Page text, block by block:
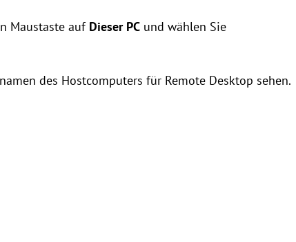
Maustaste auf Dieser PC und wählen Sie
des Hostcomputers für Remote Desktop sehen.